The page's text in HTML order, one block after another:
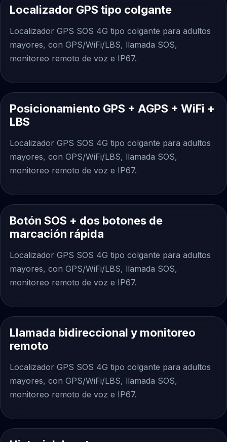
Localizador GPS tipo colgante
Localizador GPS SOS 4G tipo colgante para adultos
mayores, con GPS/WiFi/LBS, llamada SOS,
monitoreo remoto de voz e IP67.
Posicionamiento GPS + AGPS + WiFi +
LBS
Localizador GPS SOS 4G tipo colgante para adultos
mayores, con GPS/WiFi/LBS, llamada SOS,
monitoreo remoto de voz e IP67.
Botón SOS + dos botones de
marcación rápida
Localizador GPS SOS 4G tipo colgante para adultos
mayores, con GPS/WiFi/LBS, llamada SOS,
monitoreo remoto de voz e IP67.
Llamada bidireccional y monitoreo
remoto
Localizador GPS SOS 4G tipo colgante para adultos
mayores, con GPS/WiFi/LBS, llamada SOS,
monitoreo remoto de voz e IP67.